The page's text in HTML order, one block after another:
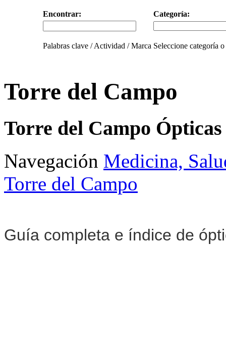
Encontrar: Categoría:
Palabras clave / Actividad / Marca Seleccione categoría
Torre del Campo
Torre del Campo Ópticas
Navegación Medicina,
Torre del Campo
Guía completa e índice de